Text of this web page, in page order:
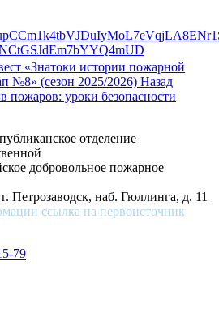
«Знатоки истории пожарной
№8» (сезон 2025/2026) Назад
уроки безопасности
отделение
добровольное пожарное
Петрозаводск, наб. Гюллинга, д. 11
ссылка на первоисточник
79